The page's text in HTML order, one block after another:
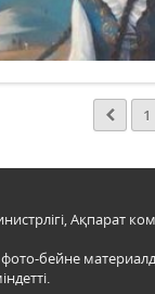
1
Ақпарат
бейне